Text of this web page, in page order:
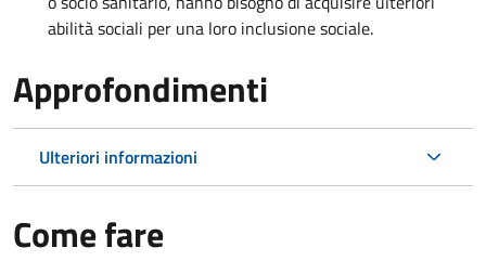
abilità sociali per una loro inclusione sociale.
Approfondimenti
Ulteriori informazioni
Come fare